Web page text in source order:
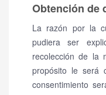
Obtención de
La razón por la
pudiera ser
recolección de la
propósito le será
consentimiento